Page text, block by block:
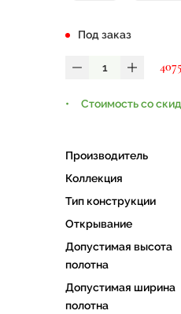
Под заказ
Стоимость со
Производитель
Коллекция
Тип конструкции
Открывание
Допустимая высота
полотна
Допустимая ширина
полотна